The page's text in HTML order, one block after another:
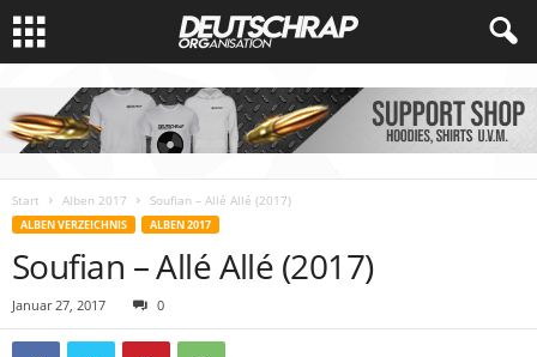
Start Alben 2017 Soufian – Allé Allé (2017)
ALBEN VERZEICHNIS ALBEN 2017
Soufian – Allé Allé (2017)
Januar 27, 2017 0